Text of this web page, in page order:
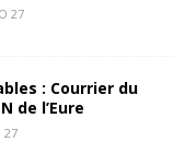
27
: Courrier du
de l’Eure
27